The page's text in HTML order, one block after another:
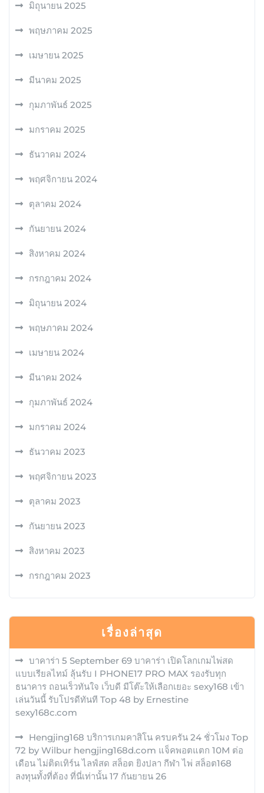
มิถุนายน 2025
พฤษภาคม 2025
เมษายน 2025
มีนาคม 2025
กุมภาพันธ์ 2025
มกราคม 2025
ธันวาคม 2024
พฤศจิกายน 2024
ตุลาคม 2024
กันยายน 2024
สิงหาคม 2024
กรกฎาคม 2024
มิถุนายน 2024
พฤษภาคม 2024
เมษายน 2024
มีนาคม 2024
กุมภาพันธ์ 2024
มกราคม 2024
ธันวาคม 2023
พฤศจิกายน 2023
ตุลาคม 2023
กันยายน 2023
สิงหาคม 2023
กรกฎาคม 2023
เรื่องล่าสุด
บาคาร่า 5 September 69 บาคาร่า เปิดโลกเกมไพ่สด
แบบเรียลไทม์ ลุ้นรับ I PHONE17 PRO MAX รองรับทุก
ธนาคาร ถอนเร็วทันใจ เว็บดี มีโต๊ะให้เลือกเยอะ sexy168 เข้า
เล่นวันนี้ รับโปรดีทันที Top 48 by Ernestine
sexy168c.com
Hengjing168 บริการเกมคาสิโน ครบครัน 24 ชั่วโมง Top
72 by Wilbur hengjing168d.com แจ็คพอตแตก 10M ต่อ
เดือน ไม่ติดเทิร์น ไลฟ์สด สล็อต ยิงปลา กีฬา ไพ่ สล็อต168
ลงทุนทั้งที่ต้อง ที่นี่เท่านั้น 17 กันยายน 26